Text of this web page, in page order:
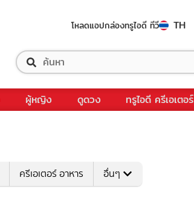
โหลดแอปกล่องทรูไอดี ทีวี TH
ผู้หญิง ดูดวง ทรูไอดี ครีเอเตอร์
ครีเอเตอร์ อาหาร อื่นๆ